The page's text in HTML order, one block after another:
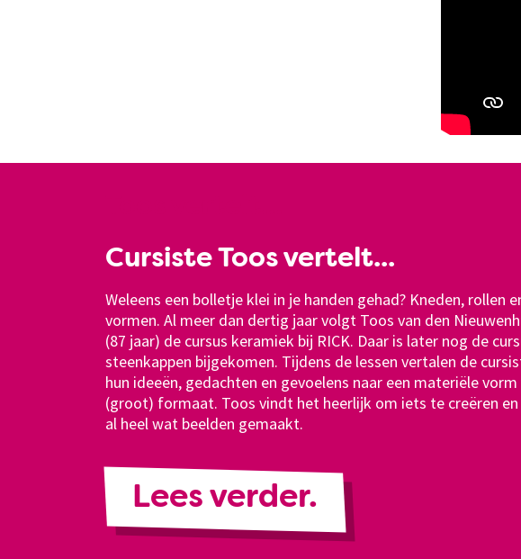
Cursiste Toos vertelt...
Weleens een bolletje klei in je handen gehad? Kneden, rollen
vormen. Al meer dan dertig jaar volgt Toos van den
(87 jaar) de cursus keramiek bij RICK. Daar is later nog de
steenkappen bijgekomen. Tijdens de lessen vertalen de
hun ideeën, gedachten en gevoelens naar een materiële vorm
(groot) formaat. Toos vindt het heerlijk om iets te creëren
al heel wat beelden gemaakt.
Lees verder.